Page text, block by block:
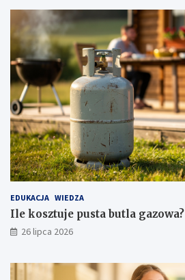
EDUKACJA WIEDZA
Ile kosztuje pusta butla gazowa?
26 lipca 2026